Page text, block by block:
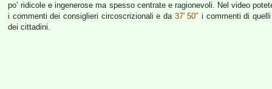
po’ ridicole e ingenerose ma spesso centrate e ragionevoli. Nel video
i commenti dei consiglieri circoscrizionali e da 37′ 50″ i commenti di
dei cittadini.